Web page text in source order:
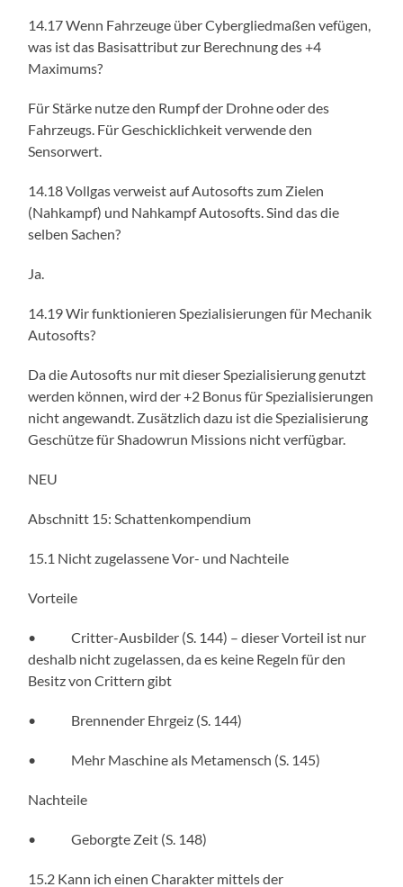
14.17 Wenn Fahrzeuge über Cybergliedmaßen vefügen,
was ist das Basisattribut zur Berechnung des +4
Maximums?
Für Stärke nutze den Rumpf der Drohne oder des
Fahrzeugs. Für Geschicklichkeit verwende den
Sensorwert.
14.18 Vollgas verweist auf Autosofts zum Zielen
(Nahkampf) und Nahkampf Autosofts. Sind das die
selben Sachen?
Ja.
14.19 Wir funktionieren Spezialisierungen für Mechanik
Autosofts?
Da die Autosofts nur mit dieser Spezialisierung genutzt
werden können, wird der +2 Bonus für Spezialisierungen
nicht angewandt. Zusätzlich dazu ist die Spezialisierung
Geschütze für Shadowrun Missions nicht verfügbar.
NEU
Abschnitt 15: Schattenkompendium
15.1 Nicht zugelassene Vor- und Nachteile
Vorteile
• Critter-Ausbilder (S. 144) – dieser Vorteil ist nur
deshalb nicht zugelassen, da es keine Regeln für den
Besitz von Crittern gibt
• Brennender Ehrgeiz (S. 144)
• Mehr Maschine als Metamensch (S. 145)
Nachteile
• Geborgte Zeit (S. 148)
15.2 Kann ich einen Charakter mittels der